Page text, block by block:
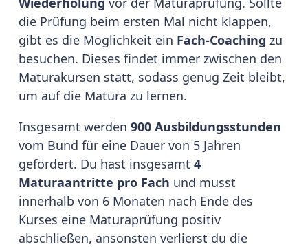
die Prüfung beim ersten Mal nicht klappen,
gibt es die Möglichkeit ein Fach-Coaching zu
besuchen. Dieses findet immer zwischen den
Maturakursen statt, sodass genug Zeit bleibt,
um auf die Matura zu lernen.
Insgesamt werden 900 Ausbildungsstunden
vom Bund für eine Dauer von 5 Jahren
gefördert. Du hast insgesamt 4
Maturaantritte pro Fach und musst
innerhalb von 6 Monaten nach Ende des
Kurses eine Maturaprüfung positiv
abschließen, ansonsten verlierst du die